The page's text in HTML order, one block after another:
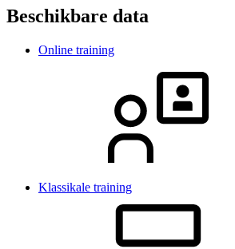
Beschikbare data
Online training
Klassikale training